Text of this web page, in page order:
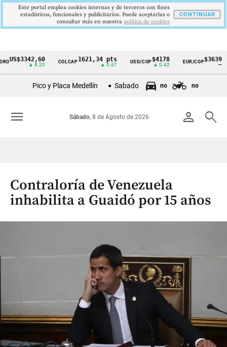
Cintillo
Colombia
US$3342,60
▲ 8.20
COLCAP1621,34 pts
▲ 0.67
USD/COP$4178
▲ 0.42
EUR/COP$3639
Pico y Placa Medellín Sabado no no
person search
Sábado, 8 de Agosto de 2026
menu
Contraloría de Venezuela
inhabilita a Guaidó por 15 años
Este portal emplea cookies internas y de terceros con fines
estadísticos, funcionales y publicitarios. Puede aceptarlas o
consultar más en nuestra politica de cookies
CONTINUAR